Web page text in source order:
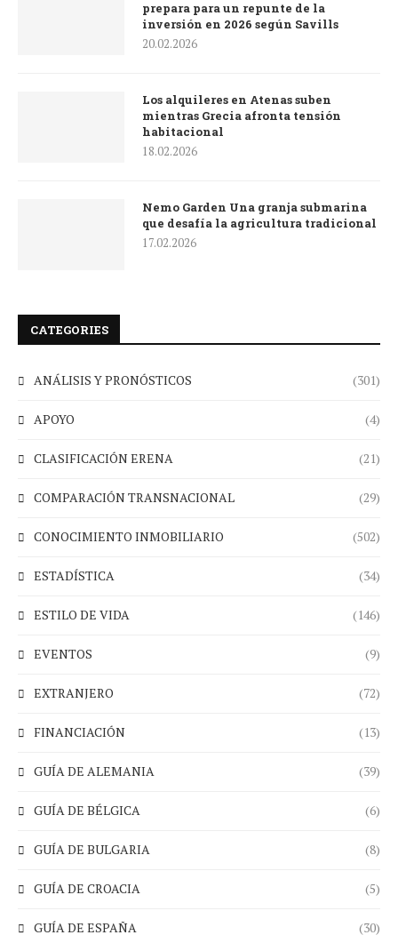
prepara para un repunte de la
inversión en 2026 según Savills
20.02.2026
Los alquileres en Atenas suben
mientras Grecia afronta tensión
habitacional
18.02.2026
Nemo Garden Una granja submarina
que desafía la agricultura tradicional
17.02.2026
CATEGORIES
ANÁLISIS Y PRONÓSTICOS (301)
APOYO (4)
CLASIFICACIÓN ERENA (21)
COMPARACIÓN TRANSNACIONAL (29)
CONOCIMIENTO INMOBILIARIO (502)
ESTADÍSTICA (34)
ESTILO DE VIDA (146)
EVENTOS (9)
EXTRANJERO (72)
FINANCIACIÓN (13)
GUÍA DE ALEMANIA (39)
GUÍA DE BÉLGICA (6)
GUÍA DE BULGARIA (8)
GUÍA DE CROACIA (5)
GUÍA DE ESPAÑA (30)